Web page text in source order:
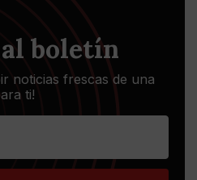
boletín
noticias frescas de una
ti!